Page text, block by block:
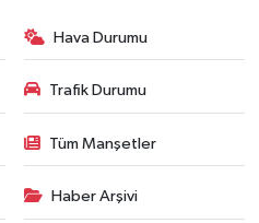
Hava Durumu
Trafik Durumu
Tüm Manşetler
Haber Arşivi